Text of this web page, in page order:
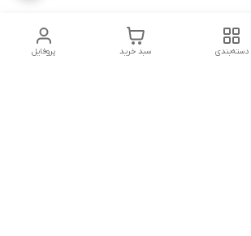
پروفایل سبد خرید دسته‌بندی